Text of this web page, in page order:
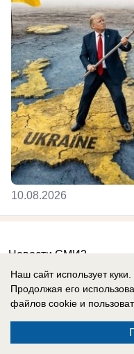
10.08.2026
Новости СМИ2
Реклама на сайте
Наш сайт использует куки.
Продолжая его
файлов cookie и